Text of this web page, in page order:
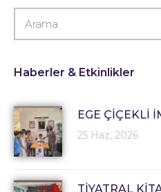
Haberler & Etkinlikler
EGE ÇİÇEKLİ
25 Haz, 2026
TİYATRAL